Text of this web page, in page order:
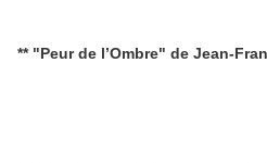
** "Peur de l’Ombre" de Jean-